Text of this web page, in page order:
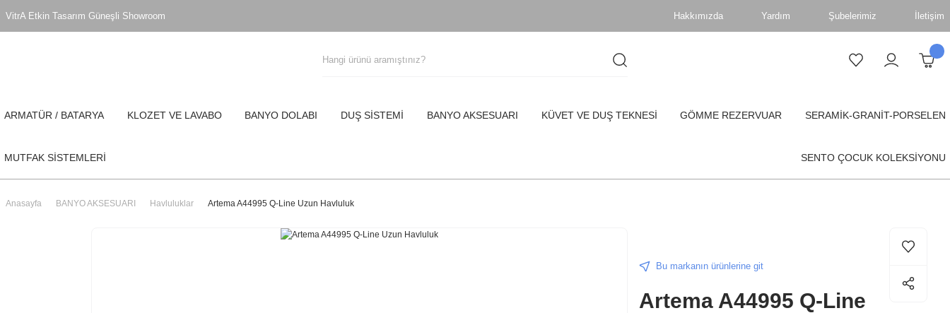
VitrA Etkin Tasarım Güneşli Showroom Hakkımızda Yardım Şubelerimiz İletişim
ARMATÜR / BATARYA KLOZET VE LAVABO BANYO DOLABI DUŞ SİSTEMİ BANYO AKSESUARI KÜVET VE DUŞ TEKNESİ GÖMME REZERVUAR SERAMİK-GRANİT-PORSELEN
MUTFAK SİSTEMLERİ SENTO ÇOCUK KOLEKSİYONU
Anasayfa BANYO AKSESUARI Havluluklar Artema A44995 Q-Line Uzun Havluluk
Bu markanın ürünlerine git
Artema A44995 Q-Line